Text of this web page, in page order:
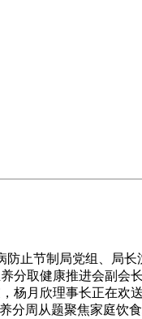
节制局党组、局
取健康推进会副会
杨月欣理事长正在
分周从题聚焦家庭